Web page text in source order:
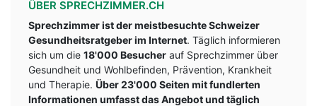
ÜBER SPRECHZIMMER.CH
Sprechzimmer ist der meistbesuchte Schweizer
Gesundheitsratgeber im Internet. Täglich informieren
sich um die 18'000 Besucher auf Sprechzimmer über
Gesundheit und Wohlbefinden, Prävention, Krankheit
und Therapie. Über 23'000 Seiten mit fundlerten
Informationen umfasst das Angebot und täglich